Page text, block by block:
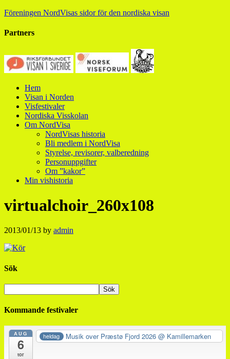
Föreningen NordVisas sidor för den nordiska visan
Partners
Hem
Visan i Norden
Visfestivaler
Nordiska Visskolan
Om NordVisa
NordVisas historia
Bli medlem i NordVisa
Styrelse, revisorer, valberedning
Personuppgifter
Om ”kakor”
Min vishistoria
virtualchoir_260x108
2013/01/13 by admin
Sök
Kommande festivaler
AUG
6
tor
heldag Musik over Præstø Fjord 2026@ Kamillemarken